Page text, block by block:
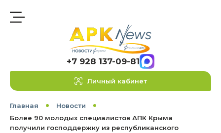
+7 928 137-09-81
Личный кабинет
Главная
Новости
Более 90 молодых специалистов АПК Крыма
получили господдержку из республиканского